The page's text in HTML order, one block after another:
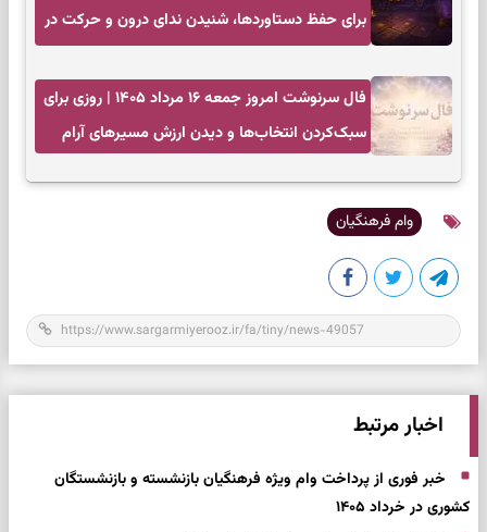
برای حفظ دستاوردها، شنیدن ندای درون و حرکت در
فال سرنوشت امروز جمعه ۱۶ مرداد ۱۴۰۵ | روزی برای
سبک‌کردن انتخاب‌ها و دیدن ارزش مسیرهای آرام
وام فرهنگیان
اخبار مرتبط
خبر فوری از پرداخت وام ویژه فرهنگیان بازنشسته و بازنشستگان
کشوری در خرداد ۱۴۰۵